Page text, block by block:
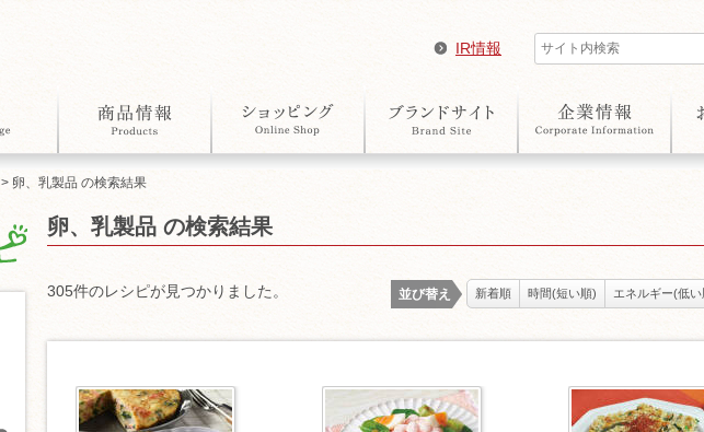
IR情報
> 卵、乳製品 の検索結果
卵、乳製品 の検索結果
305件のレシピが見つかりました。 並び替え 新着順 時間(短い順) エネルギー(低い